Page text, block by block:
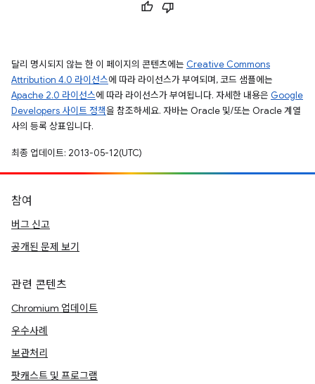
달리 명시되지 않는 한 이 페이지의 콘텐츠에는 Creative Commons
Attribution 4.0 라이선스에 따라 라이선스가 부여되며, 코드 샘플에는
Apache 2.0 라이선스에 따라 라이선스가 부여됩니다. 자세한 내용은 Google
Developers 사이트 정책을 참조하세요. 자바는 Oracle 및/또는 Oracle 계열
사의 등록 상표입니다.
최종 업데이트: 2013-05-12(UTC)
참여
버그 신고
공개된 문제 보기
관련 콘텐츠
Chromium 업데이트
우수사례
보관처리
팟캐스트 및 프로그램